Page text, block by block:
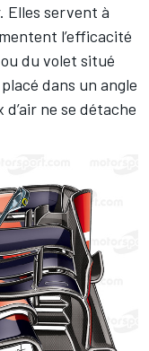
Elles servent à
l’efficacité
du volet situé
dans un angle
ne se détache